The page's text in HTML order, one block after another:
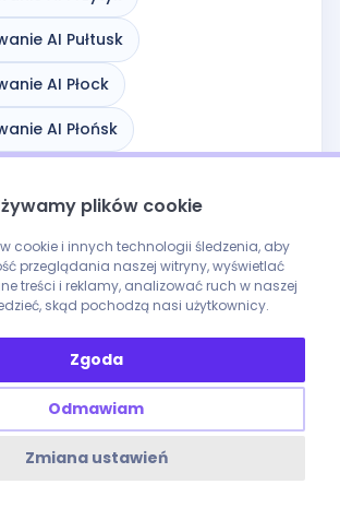
plików cookie
cookie i innych technologii śledzenia, aby
przeglądania naszej witryny, wyświetlać
treści i reklamy, analizować ruch w naszej
skąd pochodzą nasi użytkownicy.
Zgoda
Odmawiam
Zmiana ustawień
AI Pułtusk
AI Płock
AI Płońsk
AI Radom
AI Radzymin
AI Różan
AI Sanniki
AI Serock